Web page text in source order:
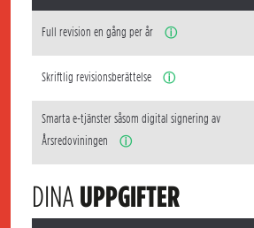
Full revision en gång per år ⓘ
Skriftlig revisionsberättelse ⓘ
Smarta e-tjänster såsom digital signering av
Årsredoviningen
ⓘ
DINA UPPGIFTER